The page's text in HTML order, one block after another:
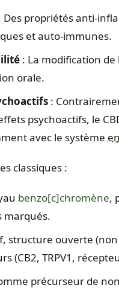
Des propriétés
et auto‑immunes.
: La modification
orale.
:
psychoactifs, le
avec le système
classiques :
benzo[c]chromène,
marqués.
structure ouverte
(CB2, TRPV1,
précurseur de